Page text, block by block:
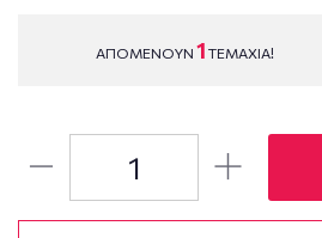
ΑΠΟΜΕΝΟΥΝ 1 ΤΕΜΑΧΙΑ!